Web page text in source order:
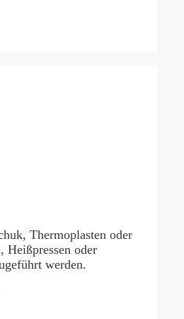
Thermoplasten oder
Heißpressen oder
werden.